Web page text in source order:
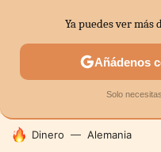
SECTORES ECONOMÍA
HOY SE HABLA DE
Dinero Alemania
Ya puedes ver más
Añádenos
Solo